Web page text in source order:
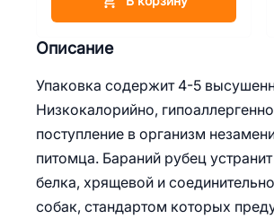
Описание
Упаковка содержит 4-5
Низкокалорийно,
поступление в организм
питомца. Бараний рубец
белка, хрящевой и
собак, стандартом которых